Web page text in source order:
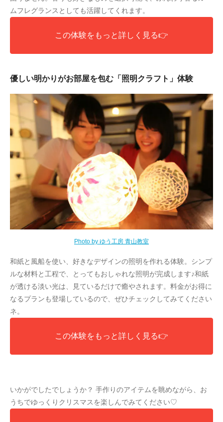
ムフレグランスとしても活躍してくれます。
この体験をもっと詳しく見る👉
優しい明かりがお部屋を包む「照明クラフト」体験
Photo by ゆう工房 青山教室
和紙と風船を使い、好きなデザインの照明を作れる体験。シンプ
ルな材料と工程で、とってもおしゃれな照明が完成します♪和紙
が透ける淡い光は、見ているだけで癒やされます。料金がお得に
なるプランも登場しているので、ぜひチェックしてみてください
ネ。
この体験をもっと詳しく見る👉
いかがでしたでしょうか？ 手作りのアイテムを眺めながら、お
うちでゆっくりクリスマスを楽しんでみてください♡